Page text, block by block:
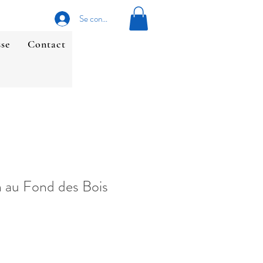
Se connecter
Contact
Fond des Bois